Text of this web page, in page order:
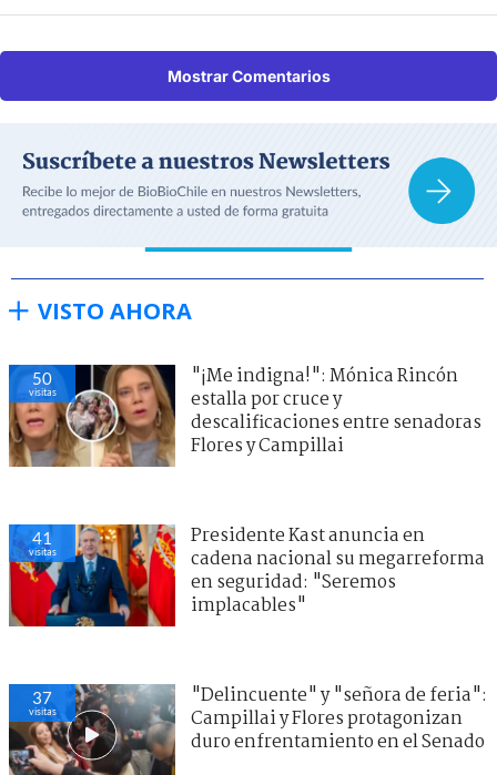
Mostrar Comentarios
VISTO AHORA
50
visitas
"¡Me indigna!": Mónica Rincón
estalla por cruce y
descalificaciones entre senadoras
Flores y Campillai
41
visitas
Presidente Kast anuncia en
cadena nacional su megarreforma
en seguridad: "Seremos
implacables"
37
visitas
"Delincuente" y "señora de feria":
Campillai y Flores protagonizan
duro enfrentamiento en el Senado